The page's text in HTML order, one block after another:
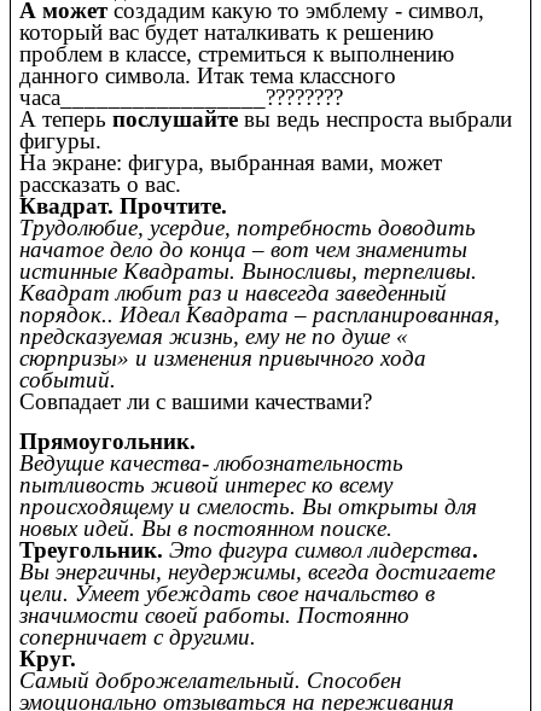
А можетсоздадим какую то эмблему - символ,
который вас будет наталкивать к решению
проблем в классе, стремиться к выполнению
данного символа. Итак тема классного
часа_________________????????
А теперьпослушайтевы ведь неспроста выбрали
фигуры.
На экране: фигура, выбранная вами, может
рассказать о вас.
Квадрат. Прочтите.
Трудолюбие, усердие, потребность доводить
начатое дело до конца – вот чем знамениты
истинные Квадраты. Выносливы, терпеливы.
Квадрат любит раз и навсегда заведенный
порядок.. Идеал Квадрата – распланированная,
предсказуемая жизнь, ему не по душе «
сюрпризы» и изменения привычного хода
событий.
Совпадает ли с вашими качествами?
Прямоугольник.
Ведущие качества- любознательность
пытливость живой интерес ко всему
происходящему и смелость. Вы открыты для
новых идей. Вы в постоянном поиске.
Треугольник.Это фигура символ лидерства.
Вы энергичны, неудержимы, всегда достигаете
цели. Умеет убеждать свое начальство в
значимости своей работы. Постоянно
соперничает с другими.
Круг.
Самый доброжелательный. Способен
эмоционально отзываться на переживания